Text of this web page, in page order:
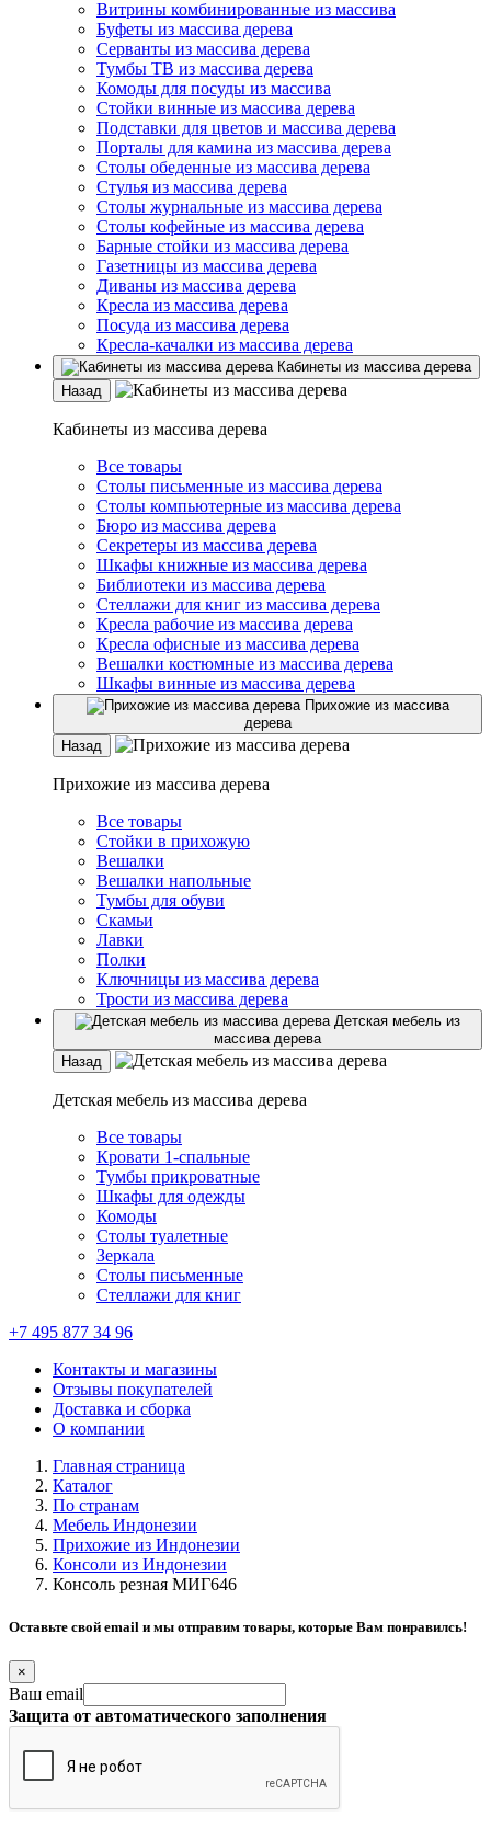
Витрины комбинированные из массива
Буфеты из массива дерева
Серванты из массива дерева
Тумбы ТВ из массива дерева
Комоды для посуды из массива
Стойки винные из массива дерева
Подставки для цветов и массива дерева
Порталы для камина из массива дерева
Столы обеденные из массива дерева
Стулья из массива дерева
Столы журнальные из массива дерева
Столы кофейные из массива дерева
Барные стойки из массива дерева
Газетницы из массива дерева
Диваны из массива дерева
Кресла из массива дерева
Посуда из массива дерева
Кресла-качалки из массива дерева
Кабинеты из массива дерева
Назад
Кабинеты из массива дерева
Все товары
Столы письменные из массива дерева
Столы компьютерные из массива дерева
Бюро из массива дерева
Секретеры из массива дерева
Шкафы книжные из массива дерева
Библиотеки из массива дерева
Стеллажи для книг из массива дерева
Кресла рабочие из массива дерева
Кресла офисные из массива дерева
Вешалки костюмные из массива дерева
Шкафы винные из массива дерева
Прихожие из массива
дерева
Назад
Прихожие из массива дерева
Все товары
Стойки в прихожую
Вешалки
Вешалки напольные
Тумбы для обуви
Скамьи
Лавки
Полки
Ключницы из массива дерева
Трости из массива дерева
Детская мебель из
массива дерева
Назад
Детская мебель из массива дерева
Все товары
Кровати 1-спальные
Тумбы прикроватные
Шкафы для одежды
Комоды
Столы туалетные
Зеркала
Столы письменные
Стеллажи для книг
+7 495 877 34 96
Контакты и магазины
Отзывы покупателей
Доставка и сборка
О компании
Главная страница
Каталог
По странам
Мебель Индонезии
Прихожие из Индонезии
Консоли из Индонезии
Консоль резная МИГ646
Оставьте свой email и мы отправим товары, которые Вам понравилсь!
×
Ваш email
Защита от автоматического заполнения